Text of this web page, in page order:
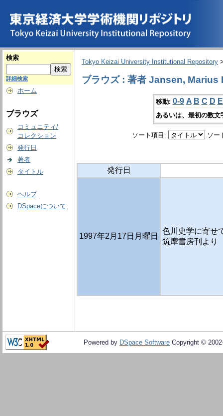
検索
詳細検索
ホーム
ブラウズ
コミュニティ/
コレクション
発行日
著者
タイトル
ヘルプ
DSpaceについて
Tokyo Keizai University Institutional Repository
ブラウズ : 著者 Jansen, Marius
移動: 0-9 A B C D E
あるいは、最初の数
ソート項目: ソー
発行日
1997年2月17日月曜日
色川史学に寄せ
筑摩書房刊より
Powered by DSpace Software Copyright ©